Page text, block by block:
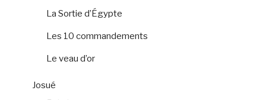
La Sortie d’Égypte
Les 10 commandements
Le veau d’or
Josué